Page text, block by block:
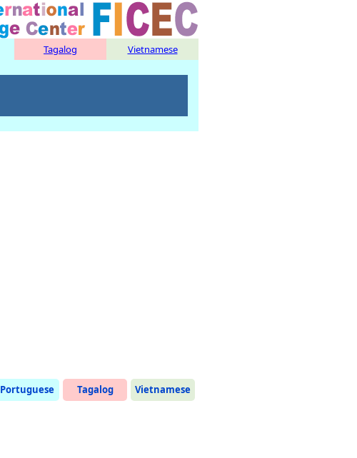
Tagalog Vietnamese
Portuguese Tagalog Vietnamese